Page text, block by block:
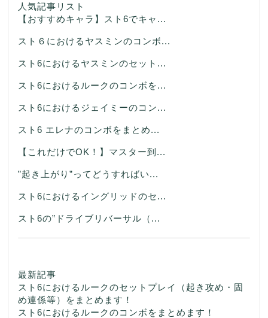
人気記事リスト
【おすすめキャラ】スト6でキャ...
スト６におけるヤスミンのコンボ...
スト6におけるヤスミンのセット...
スト6におけるルークのコンボを...
スト6におけるジェイミーのコン...
スト6 エレナのコンボをまとめ...
【これだけでOK！】マスター到...
”起き上がり”ってどうすればい...
スト6におけるイングリッドのセ...
スト6の”ドライブリバーサル（...
最新記事
スト6におけるルークのセットプレイ（起き攻め・固
め連係等）をまとめます！
スト6におけるルークのコンボをまとめます！